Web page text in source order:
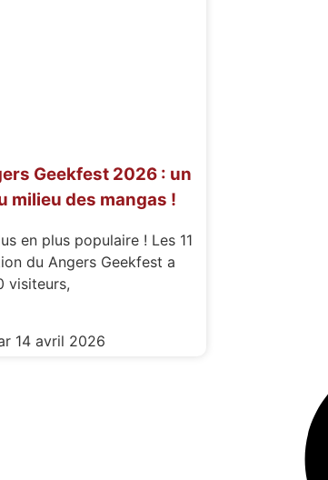
Geekfest 2026 : un
milieu des mangas !
en plus populaire ! Les 11
du Angers Geekfest a
visiteurs,
14 avril 2026